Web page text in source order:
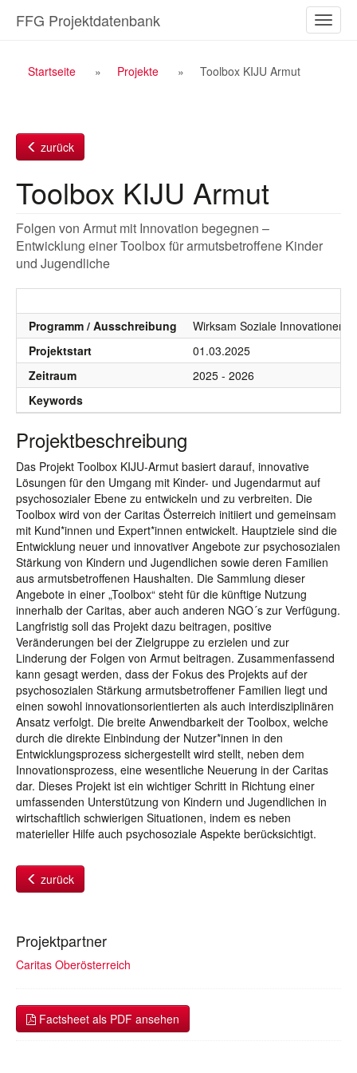
Inhalt
ein-/
FFG Projektdatenbank
Breadcrumb
Startseite Projekte Toolbox KIJU Armut
zurück
Toolbox KIJU Armut
Folgen von Armut mit Innovation begegnen –
Entwicklung einer Toolbox für armutsbetroffene Kinder
und Jugendliche
Programm / Ausschreibung
Wirksam Soziale Innovationen,
Projektstart
01.03.2025
Zeitraum
2025 - 2026
Keywords
Projektbeschreibung
Das Projekt Toolbox KIJU-Armut basiert darauf, innovative
Lösungen für den Umgang mit Kinder- und Jugendarmut auf
psychosozialer Ebene zu entwickeln und zu verbreiten. Die
Toolbox wird von der Caritas Österreich initiiert und gemeinsam
mit Kund*innen und Expert*innen entwickelt. Hauptziele sind die
Entwicklung neuer und innovativer Angebote zur psychosozialen
Stärkung von Kindern und Jugendlichen sowie deren Familien
aus armutsbetroffenen Haushalten. Die Sammlung dieser
Angebote in einer „Toolbox“ steht für die künftige Nutzung
innerhalb der Caritas, aber auch anderen NGO´s zur Verfügung.
Langfristig soll das Projekt dazu beitragen, positive
Veränderungen bei der Zielgruppe zu erzielen und zur
Linderung der Folgen von Armut beitragen. Zusammenfassend
kann gesagt werden, dass der Fokus des Projekts auf der
psychosozialen Stärkung armutsbetroffener Familien liegt und
einen sowohl innovationsorientierten als auch interdisziplinären
Ansatz verfolgt. Die breite Anwendbarkeit der Toolbox, welche
durch die direkte Einbindung der Nutzer*innen in den
Entwicklungsprozess sichergestellt wird stellt, neben dem
Innovationsprozess, eine wesentliche Neuerung in der Caritas
dar. Dieses Projekt ist ein wichtiger Schritt in Richtung einer
umfassenden Unterstützung von Kindern und Jugendlichen in
wirtschaftlich schwierigen Situationen, indem es neben
materieller Hilfe auch psychosoziale Aspekte berücksichtigt.
zurück
Projektpartner
Caritas Oberösterreich
Factsheet als PDF ansehen